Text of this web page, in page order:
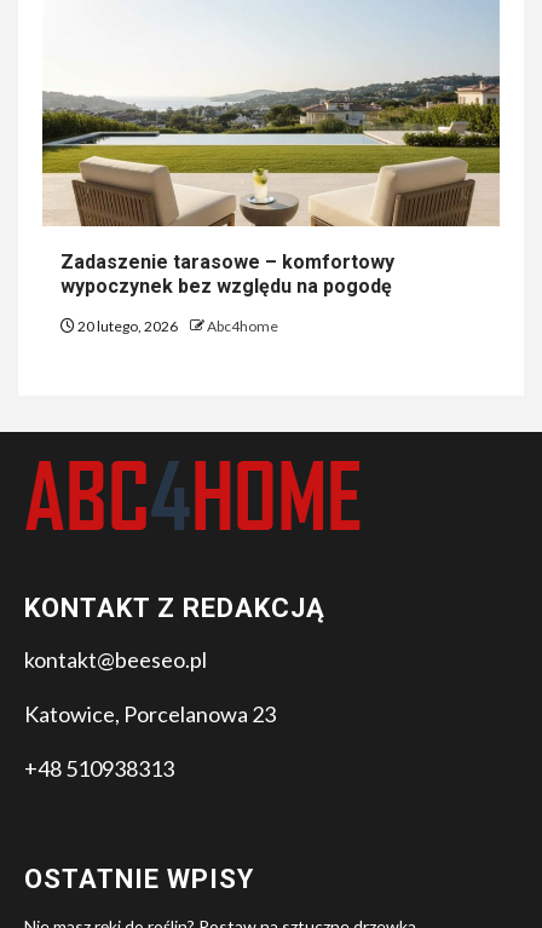
Zadaszenie tarasowe – komfortowy
wypoczynek bez względu na pogodę
20 lutego, 2026 Abc4home
KONTAKT Z REDAKCJĄ
kontakt@beeseo.pl
Katowice, Porcelanowa 23
+48 510938313
OSTATNIE WPISY